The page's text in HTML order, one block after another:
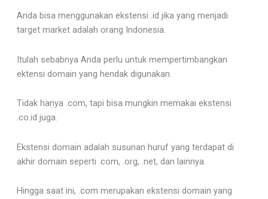
Anda bisa menggunakan ekstensi .id jika yang menjadi
target market adalah orang Indonesia.
Itulah sebabnya Anda perlu untuk mempertimbangkan
ektensi domain yang hendak digunakan.
Tidak hanya .com, tapi bisa mungkin memakai ekstensi
.co.id juga.
Ekstensi domain adalah susunan huruf yang terdapat di
akhir domain seperti .com, .org, .net, dan lainnya.
Hingga saat ini, .com merupakan ekstensi domain yang